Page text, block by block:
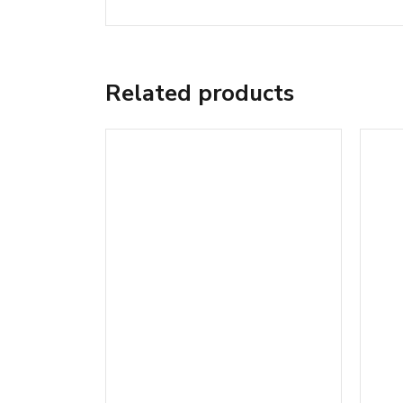
Related products